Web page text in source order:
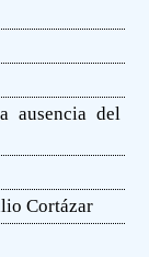
ausencia del
Cortázar